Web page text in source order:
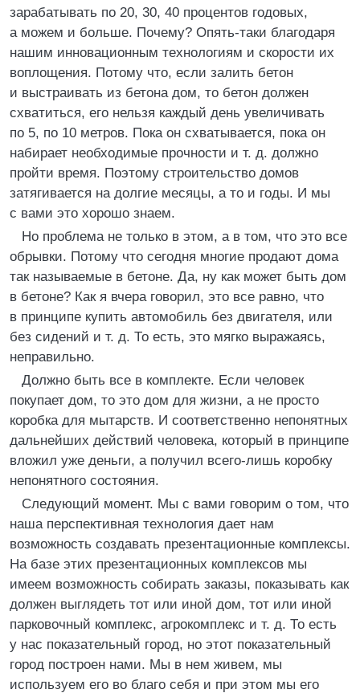
зарабатывать по 20, 30, 40 процентов годовых,
а можем и больше. Почему? Опять-таки благодаря
нашим инновационным технологиям и скорости их
воплощения. Потому что, если залить бетон
и выстраивать из бетона дом, то бетон должен
схватиться, его нельзя каждый день увеличивать
по 5, по 10 метров. Пока он схватывается, пока он
набирает необходимые прочности и т. д. должно
пройти время. Поэтому строительство домов
затягивается на долгие месяцы, а то и годы. И мы
с вами это хорошо знаем.
Но проблема не только в этом, а в том, что это все
обрывки. Потому что сегодня многие продают дома
так называемые в бетоне. Да, ну как может быть дом
в бетоне? Как я вчера говорил, это все равно, что
в принципе купить автомобиль без двигателя, или
без сидений и т. д. То есть, это мягко выражаясь,
неправильно.
Должно быть все в комплекте. Если человек
покупает дом, то это дом для жизни, а не просто
коробка для мытарств. И соответственно непонятных
дальнейших действий человека, который в принципе
вложил уже деньги, а получил всего-лишь коробку
непонятного состояния.
Следующий момент. Мы с вами говорим о том, что
наша перспективная технология дает нам
возможность создавать презентационные комплексы.
На базе этих презентационных комплексов мы
имеем возможность собирать заказы, показывать как
должен выглядеть тот или иной дом, тот или иной
парковочный комплекс, агрокомплекс и т. д. То есть
у нас показательный город, но этот показательный
город построен нами. Мы в нем живем, мы
используем его во благо себя и при этом мы его